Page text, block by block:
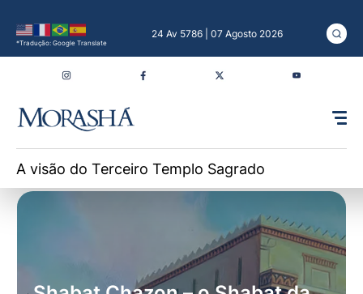
*Tradução: Google Translate
24 Av 5786 | 07 Agosto 2026
A visão do Terceiro Templo Sagrado
O que o Templo Sagrado representava
Destruição e promessa
A visão de Rabi Akiva
O cumprimento das profecias